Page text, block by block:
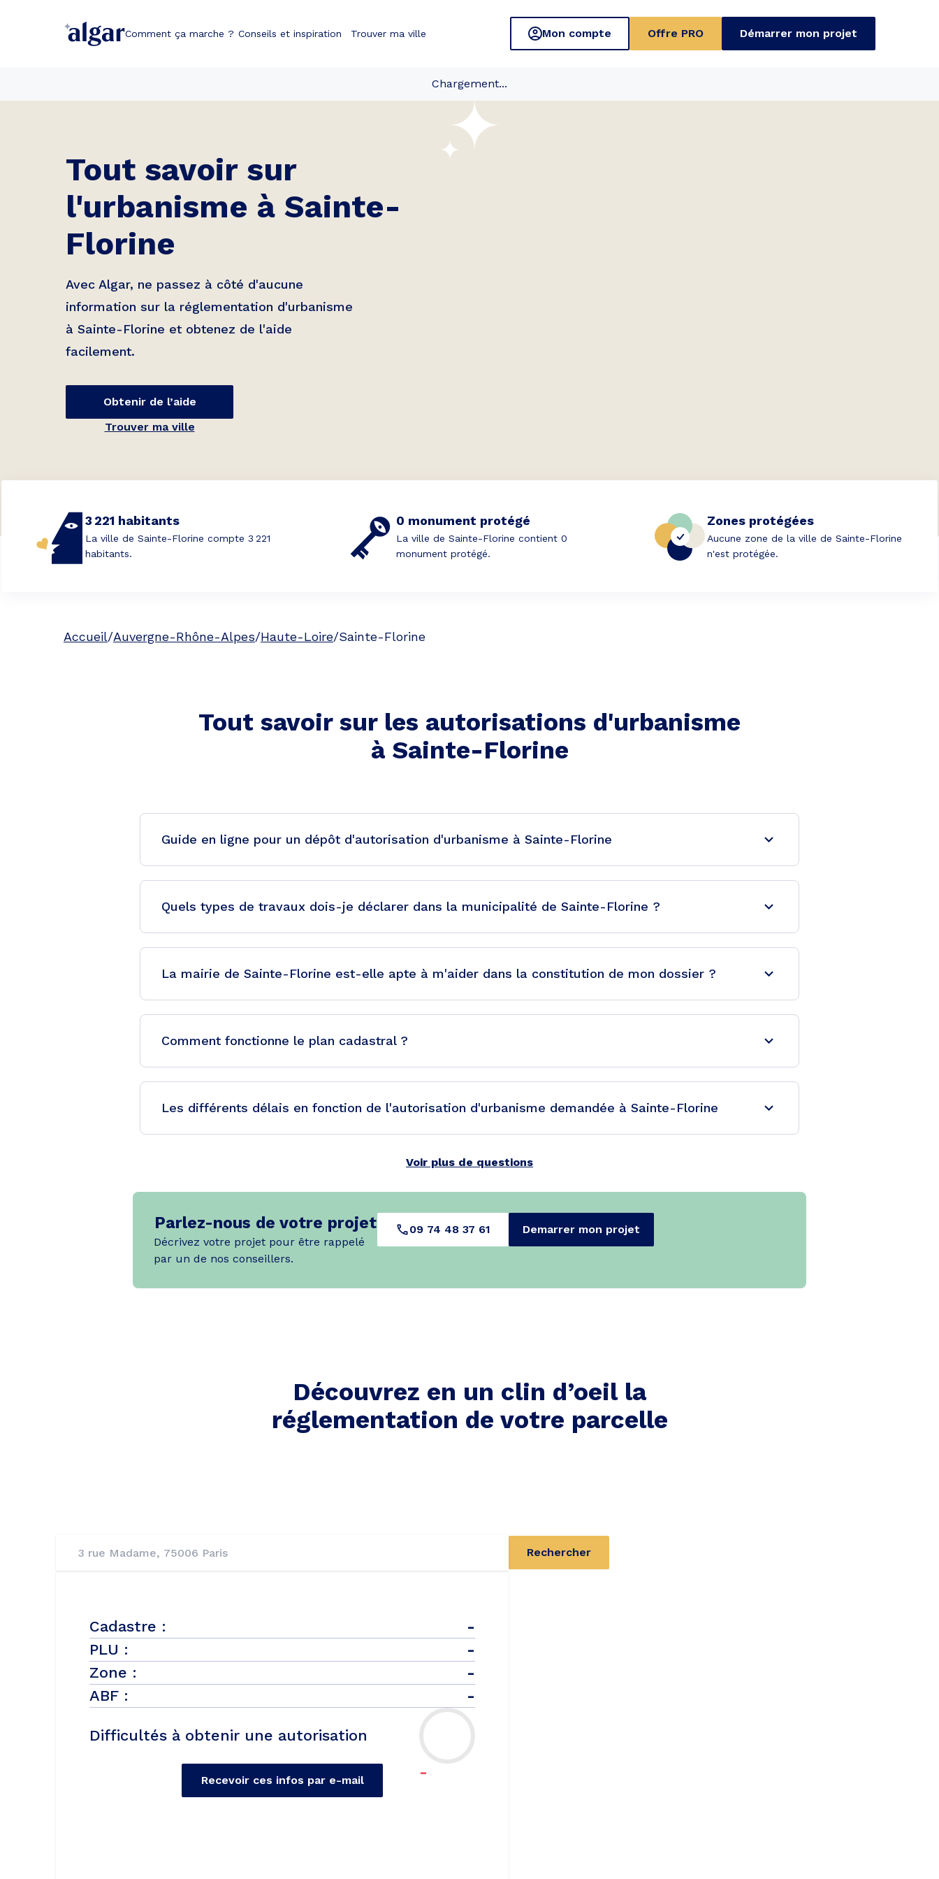
Comment ça marche ? Conseils et inspiration Trouver ma ville Mon compte Offre PRO Démarrer mon projet
Chargement...
Tout savoir sur
l'urbanisme à Sainte-
Florine
Avec Algar, ne passez à côté d'aucune
information sur la réglementation d'urbanisme
à Sainte-Florine et obtenez de l'aide
facilement.
Obtenir de l’aide
Trouver ma ville
3 221 habitants
La ville de Sainte-Florine compte 3 221
habitants.
0 monument protégé
La ville de Sainte-Florine contient 0
monument protégé.
Zones protégées
Aucune zone de la ville de Sainte-Florine
n'est protégée.
Accueil/Auvergne-Rhône-Alpes/Haute-Loire/Sainte-Florine
Tout savoir sur les autorisations d'urbanisme
à Sainte-Florine
Guide en ligne pour un dépôt d'autorisation d'urbanisme à Sainte-Florine
Quels types de travaux dois-je déclarer dans la municipalité de Sainte-Florine ?
La mairie de Sainte-Florine est-elle apte à m'aider dans la constitution de mon dossier ?
Comment fonctionne le plan cadastral ?
Les différents délais en fonction de l'autorisation d'urbanisme demandée à Sainte-Florine
Voir plus de questions
Parlez-nous de votre projet
Décrivez votre projet pour être rappelé
par un de nos conseillers.
09 74 48 37 61 Demarrer mon projet
Découvrez en un clin d’oeil la
réglementation de votre parcelle
Rechercher
Cadastre :
-
PLU :
-
Zone :
-
ABF :
-
Difficultés à obtenir une autorisation
-
Recevoir ces infos par e-mail